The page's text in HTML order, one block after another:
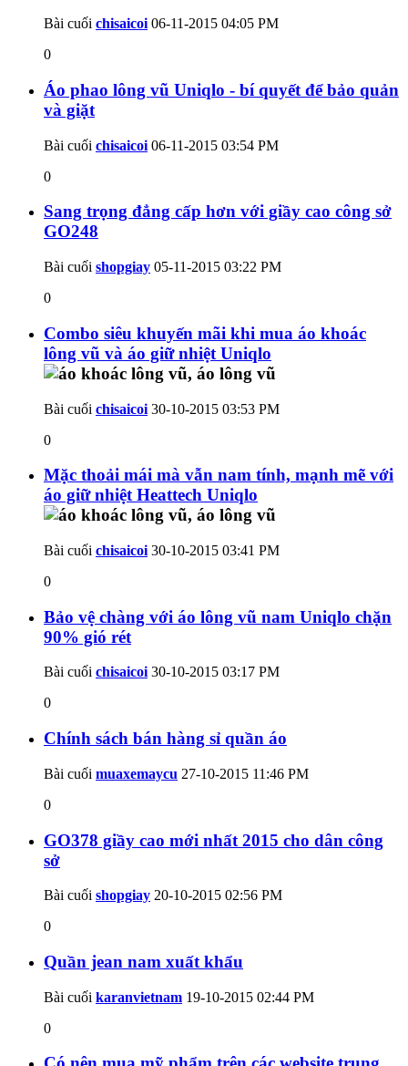
Bài cuối chisaicoi 06-11-2015 04:05 PM
0
Áo phao lông vũ Uniqlo - bí quyết để bảo quản
và giặt
Bài cuối chisaicoi 06-11-2015 03:54 PM
0
Sang trọng đẳng cấp hơn với giầy cao công sở
GO248
Bài cuối shopgiay 05-11-2015 03:22 PM
0
Combo siêu khuyến mãi khi mua áo khoác
lông vũ và áo giữ nhiệt Uniqlo
Bài cuối chisaicoi 30-10-2015 03:53 PM
0
Mặc thoải mái mà vẫn nam tính, mạnh mẽ với
áo giữ nhiệt Heattech Uniqlo
Bài cuối chisaicoi 30-10-2015 03:41 PM
0
Bảo vệ chàng với áo lông vũ nam Uniqlo chặn
90% gió rét
Bài cuối chisaicoi30-10-2015 03:17 PM
0
Chính sách bán hàng sỉ quần áo
Bài cuối muaxemaycu 27-10-2015 11:46 PM
0
GO378 giầy cao mới nhất 2015 cho dân công
sở
Bài cuối shopgiay 20-10-2015 02:56 PM
0
Quần jean nam xuất khẩu
Bài cuối karanvietnam 19-10-2015 02:44 PM
0